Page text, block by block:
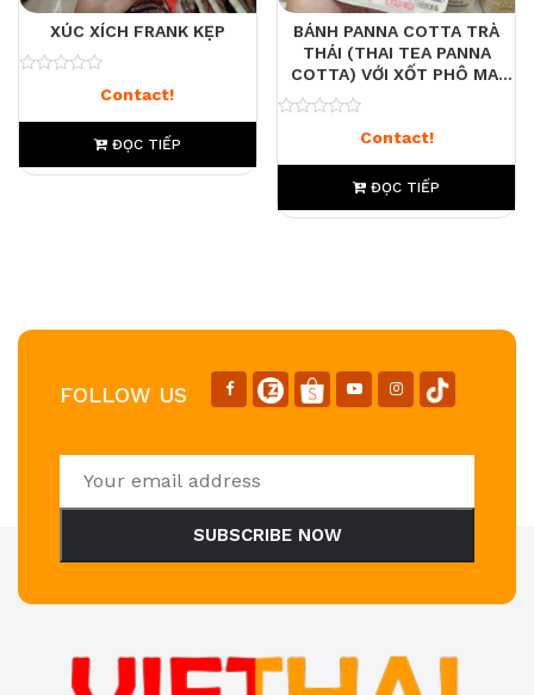
XÚC XÍCH FRANK KẸP
Contact!
ĐỌC TIẾP
BÁNH PANNA COTTA TRÀ
THÁI (THAI TEA PANNA
COTTA) VỚI XỐT PHÔ MAI
Contact!
ĐỌC TIẾP
FOLLOW US
SUBSCRIBE NOW